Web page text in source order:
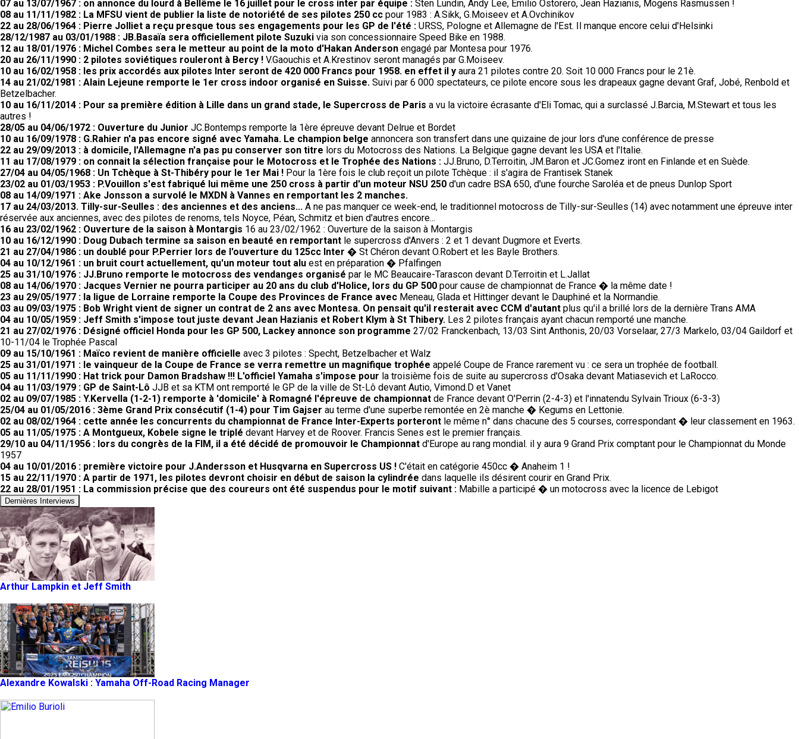
07 au 13/07/1967 : on annonce du lourd à Bellême le 16 juillet pour le cross inter par équipe : Sten Lundin, Andy Lee, Emilio Ostorero, Jean Hazianis, Mogens Rasmussen !
08 au 11/11/1982 : La MFSU vient de publier la liste de notoriété de ses pilotes 250 cc pour 1983 : A.Sikk, G.Moiseev et A.Ovchinikov
22 au 28/06/1964 : Pierre Jolliet a reçu presque tous ses engagements pour les GP de l'été : URSS, Pologne et Allemagne de l'Est. Il manque encore celui d'Helsinki
28/12/1987 au 03/01/1988 : JB.Basaïa sera officiellement pilote Suzuki via son concessionnaire Speed Bike en 1988.
12 au 18/01/1976 : Michel Combes sera le metteur au point de la moto d'Hakan Anderson engagé par Montesa pour 1976.
20 au 26/11/1990 : 2 pilotes soviétiques rouleront à Bercy ! V.Gaouchis et A.Krestinov seront managés par G.Moiseev.
10 au 16/02/1958 : les prix accordés aux pilotes Inter seront de 420 000 Francs pour 1958. en effet il y aura 21 pilotes contre 20. Soit 10 000 Francs pour le 21è.
14 au 21/02/1981 : Alain Lejeune remporte le 1er cross indoor organisé en Suisse. Suivi par 6 000 spectateurs, ce pilote encore sous les drapeaux gagne devant Graf, Jobé, Renbold et
Betzelbacher.
10 au 16/11/2014 : Pour sa première édition à Lille dans un grand stade, le Supercross de Paris a vu la victoire écrasante d'Eli Tomac, qui a surclassé J.Barcia, M.Stewart et tous les
autres !
28/05 au 04/06/1972 : Ouverture du Junior JC.Bontemps remporte la 1ère épreuve devant Delrue et Bordet
10 au 16/09/1978 : G.Rahier n'a pas encore signé avec Yamaha. Le champion belge annoncera son transfert dans une quizaine de jour lors d'une conférence de presse
22 au 29/09/2013 : à domicile, l'Allemagne n'a pas pu conserver son titre lors du Motocross des Nations. La Belgique gagne devant les USA et l'Italie.
11 au 17/08/1979 : on connait la sélection française pour le Motocross et le Trophée des Nations : JJ.Bruno, D.Terroitin, JM.Baron et JC.Gomez iront en Finlande et en Suède.
27/04 au 04/05/1968 : Un Tchèque à St-Thibéry pour le 1er Mai ! Pour la 1ère fois le club reçoit un pilote Tchèque : il s'agira de Frantisek Stanek
23/02 au 01/03/1953 : P.Vouillon s'est fabriqué lui même une 250 cross à partir d'un moteur NSU 250 d'un cadre BSA 650, d'une fourche Saroléa et de pneus Dunlop Sport
08 au 14/09/1971 : Ake Jonsson a survolé le MXDN à Vannes en remportant les 2 manches.
17 au 24/03/2013. Tilly-sur-Seulles : des anciennes et des anciens... A ne pas manquer ce week-end, le traditionnel motocross de Tilly-sur-Seulles (14) avec notamment une épreuve inter
réservée aux anciennes, avec des pilotes de renoms, tels Noyce, Péan, Schmitz et bien d'autres encore...
16 au 23/02/1962 : Ouverture de la saison à Montargis 16 au 23/02/1962 : Ouverture de la saison à Montargis
10 au 16/12/1990 : Doug Dubach termine sa saison en beauté en remportant le supercross d'Anvers : 2 et 1 devant Dugmore et Everts.
21 au 27/04/1986 : un doublé pour P.Perrier lors de l'ouverture du 125cc Inter � St Chéron devant O.Robert et les Bayle Brothers.
04 au 10/12/1961 : un bruit court actuellement, qu'un moteur tout alu est en préparation � Pfalfingen
25 au 31/10/1976 : JJ.Bruno remporte le motocross des vendanges organisé par le MC Beaucaire-Tarascon devant D.Terroitin et L.Jallat
08 au 14/06/1970 : Jacques Vernier ne pourra participer au 20 ans du club d'Holice, lors du GP 500 pour cause de championnat de France � la même date !
23 au 29/05/1977 : la ligue de Lorraine remporte la Coupe des Provinces de France avec Meneau, Glada et Hittinger devant le Dauphiné et la Normandie.
03 au 09/03/1975 : Bob Wright vient de signer un contrat de 2 ans avec Montesa. On pensait qu'il resterait avec CCM d'autant plus qu'il a brillé lors de la dernière Trans AMA
04 au 10/05/1959 : Jeff Smith s'impose tout juste devant Jean Hazianis et Robert Klym à St Thibery. Les 2 pilotes français ayant chacun remporté une manche.
21 au 27/02/1976 : Désigné officiel Honda pour les GP 500, Lackey annonce son programme 27/02 Franckenbach, 13/03 Sint Anthonis, 20/03 Vorselaar, 27/3 Markelo, 03/04 Gaildorf et
10-11/04 le Trophée Pascal
09 au 15/10/1961 : Maïco revient de manière officielle avec 3 pilotes : Specht, Betzelbacher et Walz
25 au 31/01/1971 : le vainqueur de la Coupe de France se verra remettre un magnifique trophée appelé Coupe de France rarement vu : ce sera un trophée de football.
05 au 11/11/1990 : Hat trick pour Damon Bradshaw !!! L'officiel Yamaha s'impose pour la troisième fois de suite au supercross d'Osaka devant Matiasevich et LaRocco.
04 au 11/03/1979 : GP de Saint-Lô JJB et sa KTM ont remporté le GP de la ville de St-Lô devant Autio, Vimond.D et Vanet
02 au 09/07/1985 : Y.Kervella (1-2-1) remporte à 'domicile' à Romagné l'épreuve de championnat de France devant O'Perrin (2-4-3) et l'innatendu Sylvain Trioux (6-3-3)
25/04 au 01/05/2016 : 3ème Grand Prix consécutif (1-4) pour Tim Gajser au terme d'une superbe remontée en 2è manche � Kegums en Lettonie.
02 au 08/02/1964 : cette année les concurrents du championnat de France Inter-Experts porteront le même n° dans chacune des 5 courses, correspondant � leur classement en 1963.
05 au 11/05/1975 : A Montgueux, Kobele signe le triplé devant Harvey et de Roover. Francis Senes est le premier français.
29/10 au 04/11/1956 : lors du congrès de la FIM, il a été décidé de promouvoir le Championnat d'Europe au rang mondial. il y aura 9 Grand Prix comptant pour le Championnat du Monde
1957
04 au 10/01/2016 : première victoire pour J.Andersson et Husqvarna en Supercross US ! C'était en catégorie 450cc � Anaheim 1 !
15 au 22/11/1970 : A partir de 1971, les pilotes devront choisir en début de saison la cylindrée dans laquelle ils désirent courir en Grand Prix.
22 au 28/01/1951 : La commission précise que des coureurs ont été suspendus pour le motif suivant : Mabille a participé � un motocross avec la licence de Lebigot
Dernières Interviews
Arthur Lampkin et Jeff Smith
Alexandre Kowalski : Yamaha Off-Road Racing Manager